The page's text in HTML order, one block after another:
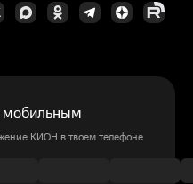
мобильным
КИОН в твоем телефоне